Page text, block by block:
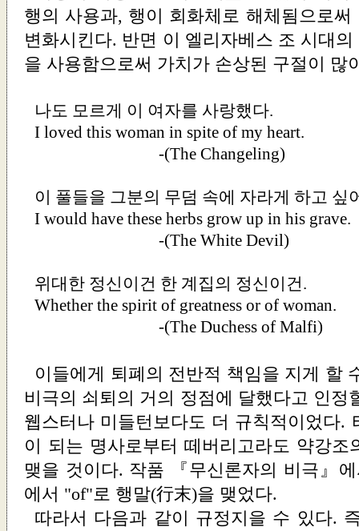
행의 사용과, 행이 회화체로 해체됨으로
변화시킨다. 반면 이 엘리자베스 조 시대
을 사용함으로써 가치가 손상된 구절이 많
나도 모르게 이 여자를 사랑했다.
I loved this woman in spite of my heart.
-(The Changeling)
이 풀들을 그분의 무덤 속에 자라게 하고 싶
I would have these herbs grow up in his grave.
-(The White Devil)
위대한 정신이건 한 계집의 정신이건.
Whether the spirit of greatness or of woman.
-(The Duchess of Malfi)
이들에게 퇴폐의 전반적 책임을 지게 할
비극의 쇠퇴의 거의 정점에 달했다고 인정
웹스터나 미들턴보다도 더 규칙적이었다.
이 되는 명사로부터 떼버리고라도 약강조
맺을 것이다. 작품 『무신론자의 비극』
에서 "of"로 행말(行末)을 맺었다.
따라서 다음과 같이 규정지을 수 있다.